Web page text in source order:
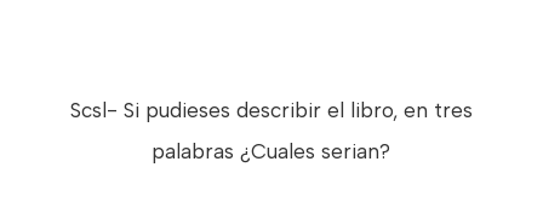
Scsl- Si pudieses describir el libro, en tres
palabras ¿Cuales serian?